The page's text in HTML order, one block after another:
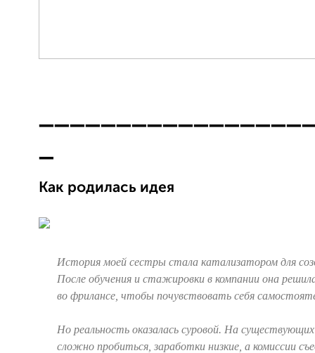
Как родилась идея
История моей сестры стала катализатором для
После обучения и стажировки в компании она
во фрилансе, чтобы почувствовать себя
Но реальность оказалась суровой. На
сложно пробиться, заработки низкие, а комиссии